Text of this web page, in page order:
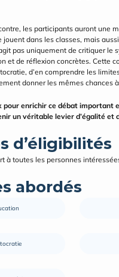
les participants auront une
jouent dans les classes, mais
pas uniquement de critiquer le
et de réflexion concrètes. Cette
d’en comprendre les
donner les mêmes chances
pour enrichir ce débat important
un véritable levier d’égalité et
d’éligibilités
à toutes les personnes
abordés